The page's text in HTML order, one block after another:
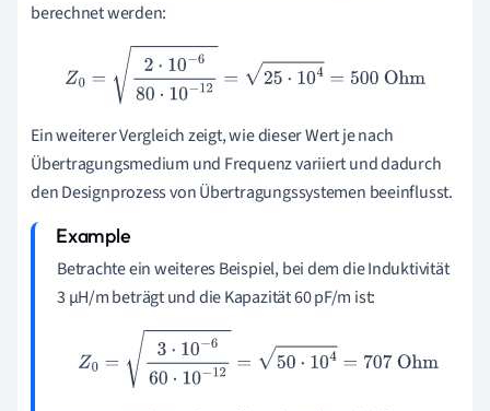
berechnet werden:
0= 2⋅10 −680⋅ 25⋅104=500
Ein weiterer Vergleich zeigt, wie dieser Wert je nach
Übertragungsmedium und Frequenz variiert und dadurch
den Designprozess von Übertragungssystemen beeinflusst.
Betrachte ein weiteres Beispiel, bei dem die Induktivität
3 µH/m beträgt und die Kapazität 60 pF/m ist:
0= 3⋅10 −660⋅ 50⋅104=707